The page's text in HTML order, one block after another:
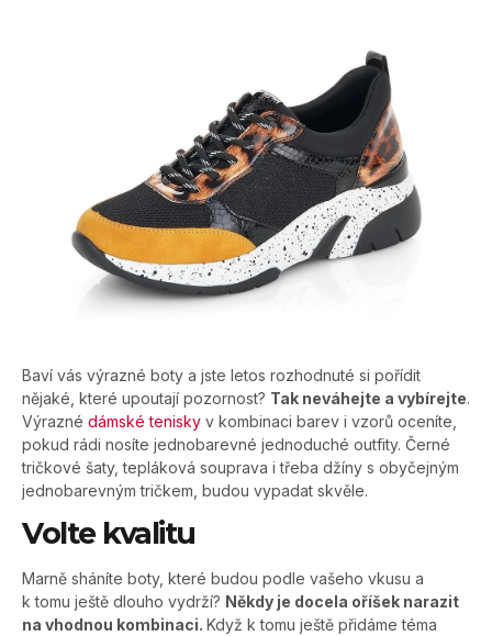
Baví vás výrazné boty a jste letos rozhodnuté si pořídit
nějaké, které upoutají pozornost? Tak neváhejte a vybírejte.
Výrazné dámské tenisky v kombinaci barev i vzorů oceníte,
pokud rádi nosíte jednobarevné jednoduché outfity. Černé
tričkové šaty, tepláková souprava i třeba džíny s obyčejným
jednobarevným tričkem, budou vypadat skvěle.
Volte kvalitu
Marně sháníte boty, které budou podle vašeho vkusu a
k tomu ještě dlouho vydrží? Někdy je docela oříšek narazit
na vhodnou kombinaci. Když k tomu ještě přidáme téma